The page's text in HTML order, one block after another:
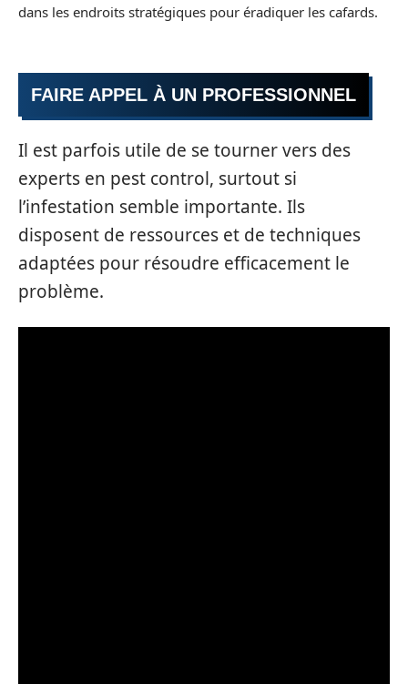
dans les endroits stratégiques pour éradiquer les cafards.
FAIRE APPEL À UN PROFESSIONNEL
Il est parfois utile de se tourner vers des
experts en pest control, surtout si
l’infestation semble importante. Ils
disposent de ressources et de techniques
adaptées pour résoudre efficacement le
problème.